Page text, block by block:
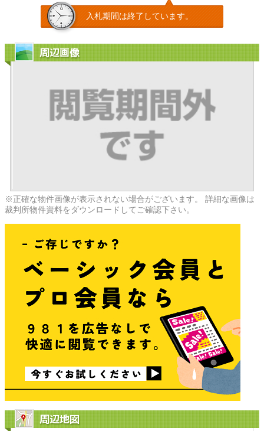
入札期間は終了しています。
周辺画像
※正確な物件画像が表示されない場合がございます。 詳細な画像は
裁判所物件資料をダウンロードしてご確認下さい。
周辺地図